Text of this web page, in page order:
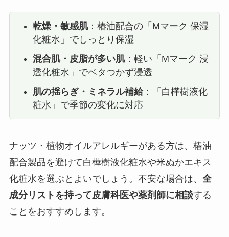
乾燥・敏感肌：椿油配合の「Mマーク 保湿
化粧水」でしっとり保湿
混合肌・皮脂が多い肌：軽い「Mマーク 浸
透化粧水」でベタつかず浸透
肌の揺らぎ・ミネラル補給：「白樺樹液化
粧水」で季節の変化に対応
ナッツ・植物オイルアレルギーがある方は、椿油
配合製品を避けて白樺樹液化粧水や米ぬかエキス
化粧水を選ぶとよいでしょう。不安な場合は、 全
成分リストを持って皮膚科医や薬剤師に相談する
ことをおすすめします。